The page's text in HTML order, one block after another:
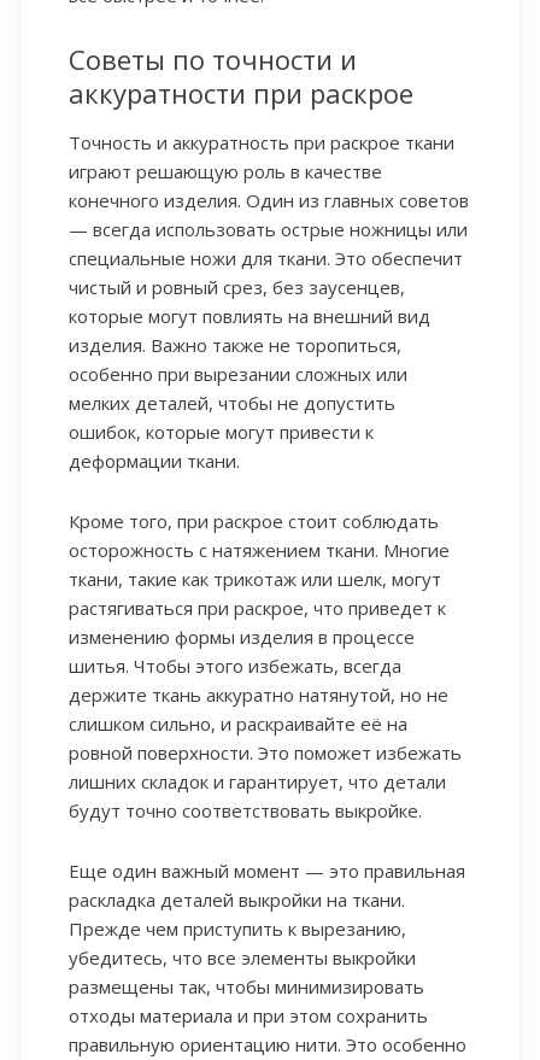
Советы по точности и
аккуратности при раскрое
Точность и аккуратность при раскрое ткани
играют решающую роль в качестве
конечного изделия. Один из главных советов
— всегда использовать острые ножницы или
специальные ножи для ткани. Это обеспечит
чистый и ровный срез, без заусенцев,
которые могут повлиять на внешний вид
изделия. Важно также не торопиться,
особенно при вырезании сложных или
мелких деталей, чтобы не допустить
ошибок, которые могут привести к
деформации ткани.
Кроме того, при раскрое стоит соблюдать
осторожность с натяжением ткани. Многие
ткани, такие как трикотаж или шелк, могут
растягиваться при раскрое, что приведет к
изменению формы изделия в процессе
шитья. Чтобы этого избежать, всегда
держите ткань аккуратно натянутой, но не
слишком сильно, и раскраивайте её на
ровной поверхности. Это поможет избежать
лишних складок и гарантирует, что детали
будут точно соответствовать выкройке.
Еще один важный момент — это правильная
раскладка деталей выкройки на ткани.
Прежде чем приступить к вырезанию,
убедитесь, что все элементы выкройки
размещены так, чтобы минимизировать
отходы материала и при этом сохранить
правильную ориентацию нити. Это особенно